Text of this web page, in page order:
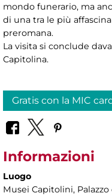
mondo funerario, ma
di una tra le più
preromana.
La visita si conclude
Capitolina.
Gratis con la MIC
Informazioni
Luogo
Musei Capitolini,